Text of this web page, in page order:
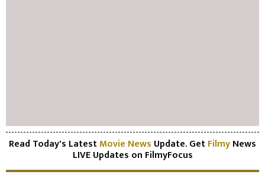
Read Today's LatestMovie News Update. GetFilmyNews
LIVE Updates on FilmyFocus